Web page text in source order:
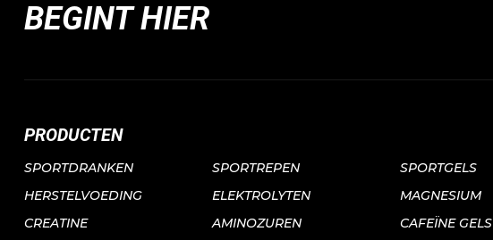
BEGINT HIER
PRODUCTEN
SPORTDRANKEN SPORTREPEN
SPORTGELS
HERSTELVOEDING
ELEKTROLYTEN
MAGNESIUM
CREATINE
AMINOZUREN CAFEÏNE GELS